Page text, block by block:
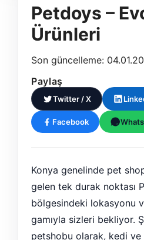
Petdoys –
Ürünleri
Son güncelleme:
Paylaş
Twitter / X
Facebook
Konya genelinde pet
gelen tek durak noktası
bölgesindeki lokasyonu
gamıyla sizleri bekliyor.
petshobu olarak, kedi